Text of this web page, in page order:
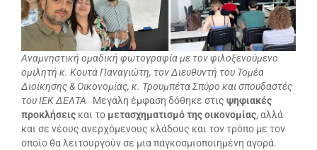
Αναμνηστική ομαδική φωτογραφία με τον φιλοξενούμενο
ομιλητή κ. Κουτά Παναγιώτη, τον Διευθυντή του Τομέα
Διοίκησης & Οικονομίας, κ. Τρουμπέτα Σπύρο και σπουδαστές
του ΙΕΚ ΔΕΛΤΑ Μεγάλη έμφαση δόθηκε στις ψηφιακές
προκλήσεις και το μετασχηματισμό της οικονομίας, αλλά
και σε νέους ανερχόμενους κλάδους και τον τρόπο με τον
οποίο θα λειτουργούν σε μια παγκοσμιοποιημένη αγορά.